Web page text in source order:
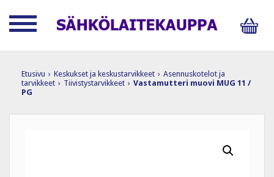
Etusivu › Keskukset ja keskustarvikkeet › Asennuskotelot ja
tarvikkeet › Tiivistystarvikkeet › Vastamutteri muovi MUG 11 /
PG